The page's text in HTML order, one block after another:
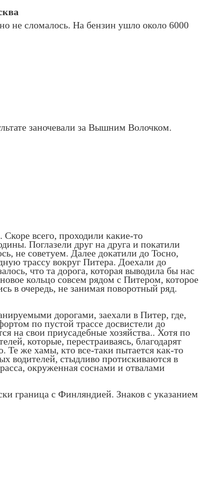
не сломалось. На бензин ушло около 6000
заночевали за Вышним Волочком.
всего, проходили какие-то
Поглазели друг на друга и покатили
не советуем. Далее докатили до Тосно,
трассу вокруг Питера. Доехали до
что та дорога, которая выводила бы нас
кольцо совсем рядом с Питером, которое
в очередь, не занимая поворотный ряд.
дорогами, заехали в Питер, где,
по пустой трассе досвистели до
на свои приусадебные хозяйства.. Хотя по
которые, перестраиваясь, благодарят
Те же хамы, кто все-таки пытается как-то
водителей, стыдливо протискиваются в
окруженная соснами и отвалами
граница с Финляндией. Знаков с указанием